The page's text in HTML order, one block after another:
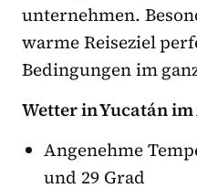
unternehmen.
warme Reiseziel
Bedingungen im
Wetter in Yucatán
Angenehme
und 29 Grad